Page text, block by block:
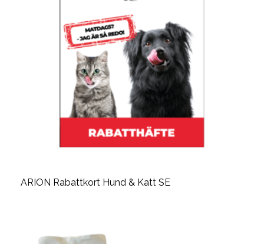
ARION Rabattkort Hund & Katt SE